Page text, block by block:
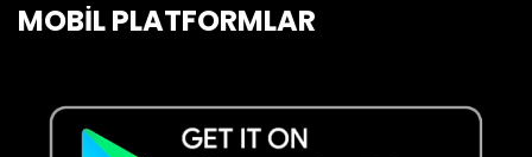
MOBİL PLATFORMLAR